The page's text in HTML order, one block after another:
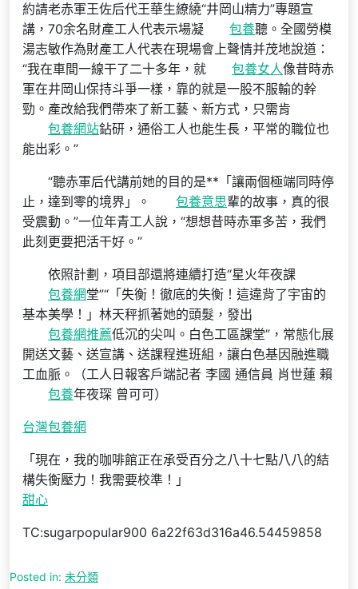
約請老赤軍王佐后代王華生繚繞“井岡山精力”專題宣
講，70余名財產工人代表示場凝
包養聽。全國勞模
湯志敏作為財產工人代表在現場會上聲情并茂地說道：
“我在車間一線干了二十多年，就
包養女人像昔時赤
軍在井岡山保持斗爭一樣，靠的就是一股不服輸的幹
勁。產改給我們帶來了新工藝、新方式，只需肯
包養網站鉆研，通俗工人也能生長，平常的職位也
能出彩。”
“聽赤軍后代講前她的目的是**「讓兩個極端同時停
止，達到零的境界」。
包養意思輩的故事，真的很
受震動。”一位年青工人說，“想想昔時赤軍多苦，我們
此刻更要把活干好。”
依照計劃，項目部還將連續打造“星火年夜課
包養網堂”“「失衡！徹底的失衡！這違背了宇宙的
基本美學！」林天秤抓著她的頭髮，發出
包養網推薦低沉的尖叫。白色工區課堂”，常態化展
開送文藝、送宣講、送課程進班組，讓白色基因融進職
工血脈。（工人日報客戶端記者 李國 通信員 肖世蓮 賴
包養年夜琛 曾可可）
台灣包養網
「現在，我的咖啡館正在承受百分之八十七點八八的結
構失衡壓力！我需要校準！」
甜心
TC:sugarpopular900 6a22f63d316a46.54459858
Posted in: 未分類